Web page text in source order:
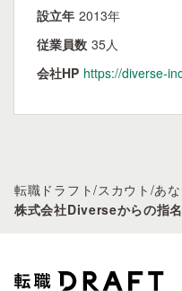
設立年 2013年
従業員数 35人
会社HP https://diverse-
転職ドラフト/スカウト /あ
株式会社Diverseからの指名